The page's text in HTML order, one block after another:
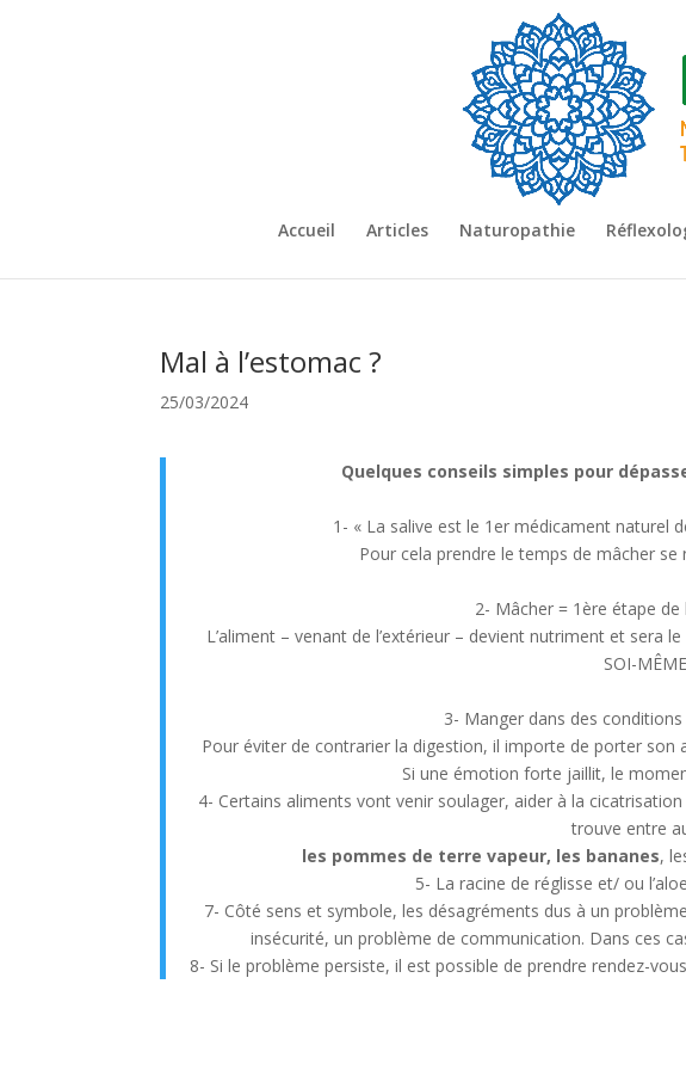
Accueil Articles Naturopathie
Mal à l’estomac ?
25/03/2024
Quelques conseils simples pour
1- « La salive est le 1er médicament naturel
Pour cela prendre le temps de mâcher
2- Mâcher = 1ère étape
L’aliment – venant de l’extérieur – devient nutriment et sera
SOI-
3- Manger dans des
Pour éviter de contrarier la digestion, il importe de porter
Si une émotion forte jaillit, le
4- Certains aliments vont venir soulager, aider à la
trouve entre
les pommes de terre vapeur, les bananes,
5- La racine de réglisse et/ ou
7- Côté sens et symbole, les désagréments dus à un
insécurité, un problème de communication. Dans ces
8- Si le problème persiste, il est possible de prendre rendez-